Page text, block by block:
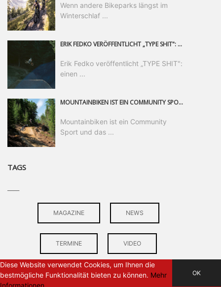
Wenn andere Bikeparks längst im
Winterschlaf ...
ERIK FEDKO VERÖFFENTLICHT „TYPE SHIT": EINEN 23-MINÜTIGEN MOUNTAINBIKE-FILM, ÜBER DREI JAHRE RUND UM DIE WELT GEDREHT. ZEITGLEICH LAUNCHT ER DIE GLEICHNAMIGE KOLLEKTION SEINER BRAND TYPE. EIN SEGMENT DES FILMS ERSCHEINT SEPARAT AUF RED BULL BIKE.
Erik Fedko veröffentlicht „TYPE SHIT":
einen ...
MOUNTAINBIKEN IST EIN COMMUNITY SPORT UND DAS BEWEIST SICH IN DER BIKE REPUBLIC SÖLDEN GERADE EINDRUCKSVOLL AUF ALLEN LEVELN. FREERIDE PROFI, SHAPERIN UND FRISCH GEWÄHLTE SWATCH NINES MVP VERO SANDLER IST BEGEISTERT VON DER VIELFALT DER BIKE DESTINATION, DER NEUEN JUMPLINE UND PLÄDIERT FÜR MUT BEI (FRAUEN) COMMUNITIES. VERO UND IHR VERLOBTER SAM HODGES VERBRINGEN MEHRERE MONATE IN DER BIKE REPUBLIC UND LASSEN UNS DARAN TEILHABEN. UM COMMUNITY GEHT ES AUCH BEI DER PARTNERSCHAFT ZWISCHEN SÖLDEN UND DEM NEUEN RIDERS PARK DONOVALY IN DER SLOWAKEI: DER DORTIGE TOURISMUSDIREKTOR JIRI PEC IST ÜBERZEUGT: VON MEHR BIKEPARKS PROFITIERT DIE GANZE MTB-SZENE – UND MIT DOMINIK LINSER, GESCHÄFTSFÜHRER DER BRS, HAT ER DAMIT DEN PERFEKTEN PARTNER GEFUNDEN.
Mountainbiken ist ein Community
Sport und das ...
TAGS
MAGAZINE NEWS
TERMINE VIDEO
OK
Diese Website verwendet Cookies, um Ihnen die
bestmögliche Funktionalität bieten zu können. Mehr
Informationen